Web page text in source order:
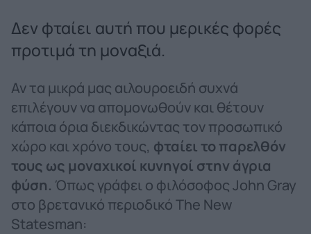
Δεν φταίει αυτή που μερικές φορές
προτιμά τη μοναξιά.
Αν τα μικρά μας αιλουροειδή συχνά
επιλέγουν να απομονωθούν και θέτουν
κάποια όρια διεκδικώντας τον προσωπικό
χώρο και χρόνο τους, φταίει το παρελθόν
τους ως μοναχικοί κυνηγοί στην άγρια
φύση. Όπως γράφει ο φιλόσοφος John Gray
στο βρετανικό περιοδικό The New
Statesman: